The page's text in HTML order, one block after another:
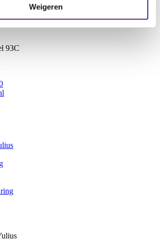
Weigeren
contact op met de crisisdienst van Yulius.
93C